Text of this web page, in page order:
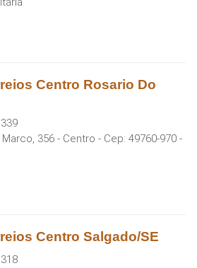
Centro Rosario Do
Marco, 356 - Centro - Cep: 49760-970 -
Centro Salgado/SE